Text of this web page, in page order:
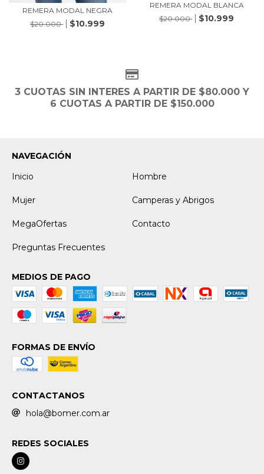
REMERA MODAL NEGRA
$20.000
$10.999
REMERA MODAL BLANCA
$20.000
$10.999
3 CUOTAS SIN INTERES A PARTIR DE $80.000 Y
6 CUOTAS A PARTIR DE $150.000
NAVEGACIÓN
Inicio
Hombre
Mujer Camperas y Abrigos
MegaOfertas Contacto
Preguntas Frecuentes
MEDIOS DE PAGO
FORMAS DE ENVÍO
CONTACTANOS
hola@bomer.com.ar
REDES SOCIALES